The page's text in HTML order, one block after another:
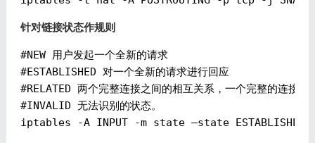
针对链接状态作规则
#NEW 用户发起一个全新的请求
#ESTABLISHED 对一个全新的请求进行回应
#RELATED 两个完整连接之间的相互关系，一个完整的连接
#INVALID 无法识别的状态。